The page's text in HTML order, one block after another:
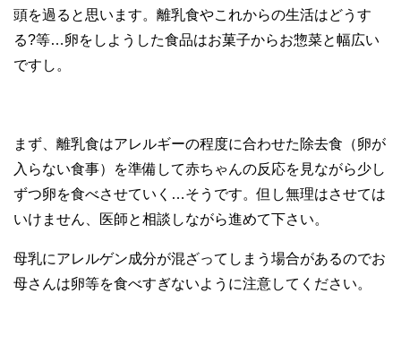
頭を過ると思います。離乳食やこれからの生活はどうす
る?等…卵をしようした食品はお菓子からお惣菜と幅広い
ですし。
まず、離乳食はアレルギーの程度に合わせた除去食（卵が
入らない食事）を準備して赤ちゃんの反応を見ながら少し
ずつ卵を食べさせていく…そうです。但し無理はさせては
いけません、医師と相談しながら進めて下さい。
母乳にアレルゲン成分が混ざってしまう場合があるのでお
母さんは卵等を食べすぎないように注意してください。